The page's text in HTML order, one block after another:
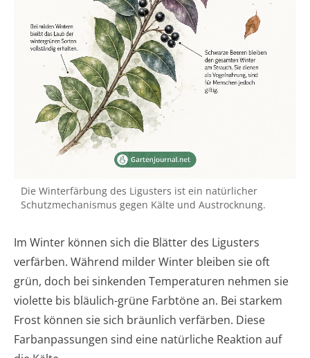
Die Winterfärbung des Ligusters ist ein natürlicher
Schutzmechanismus gegen Kälte und Austrocknung.
Im Winter können sich die Blätter des Ligusters
verfärben. Während milder Winter bleiben sie oft
grün, doch bei sinkenden Temperaturen nehmen sie
violette bis bläulich-grüne Farbtöne an. Bei starkem
Frost können sie sich bräunlich verfärben. Diese
Farbanpassungen sind eine natürliche Reaktion auf